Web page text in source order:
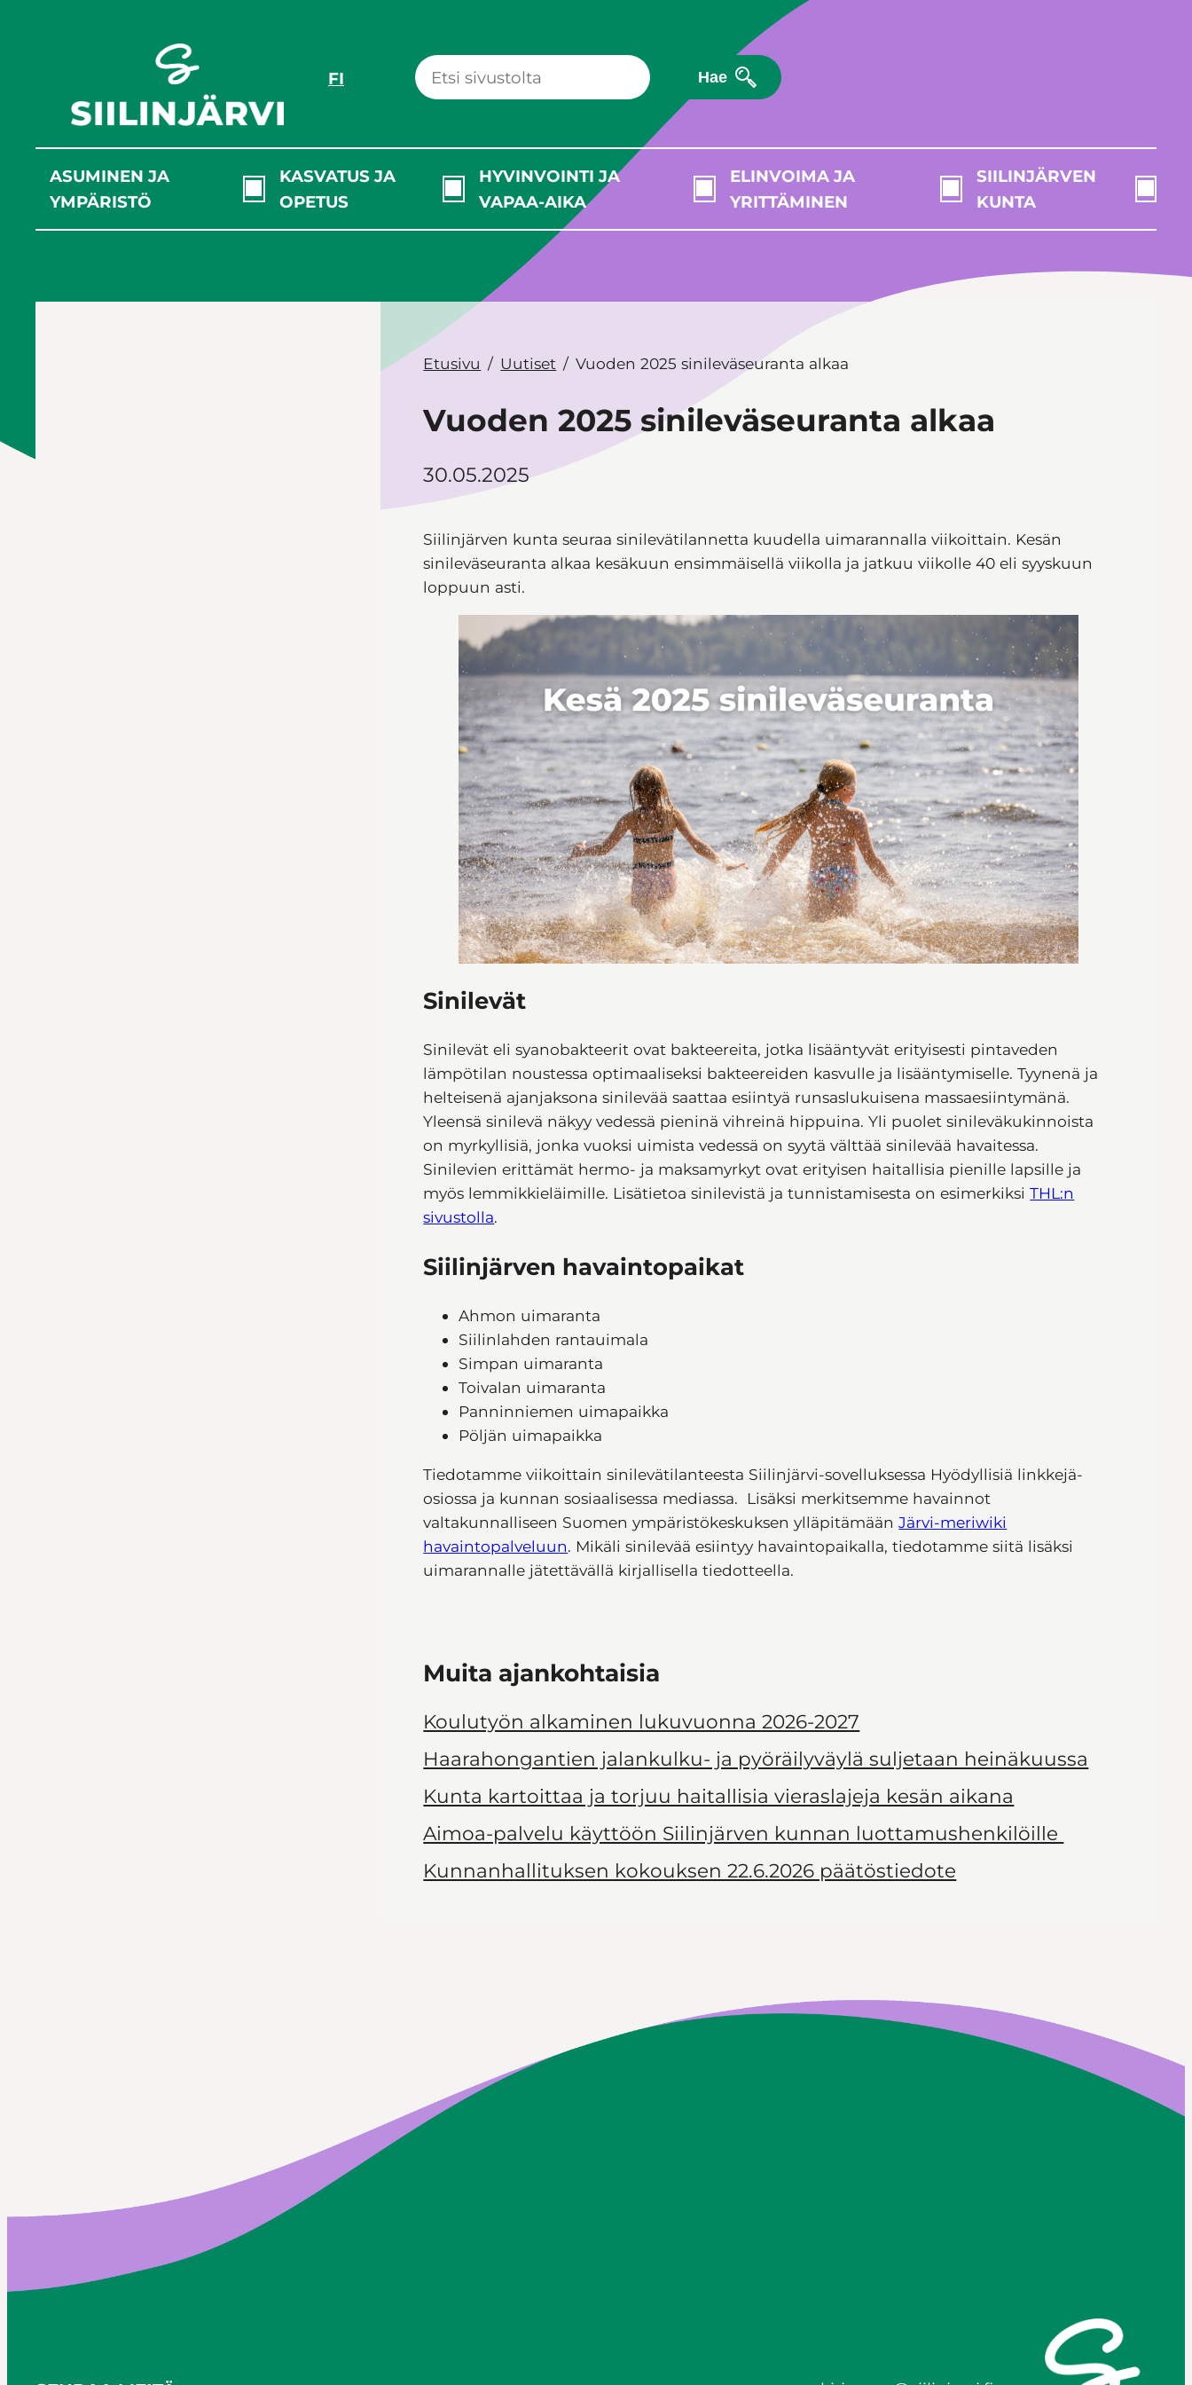
FI Hae
ASUMINEN JA
YMPÄRISTÖ
KASVATUS JA
OPETUS
HYVINVOINTI JA
VAPAA-AIKA
ELINVOIMA JA
YRITTÄMINEN
SIILINJÄRVEN
KUNTA
Etusivu Uutiset Vuoden 2025 sinileväseuranta alkaa
Vuoden 2025 sinileväseuranta alkaa
30.05.2025
Siilinjärven kunta seuraa sinilevätilannetta kuudella uimarannalla viikoittain. Kesän
sinileväseuranta alkaa kesäkuun ensimmäisellä viikolla ja jatkuu viikolle 40 eli syyskuun
loppuun asti.
Sinilevät
Sinilevät eli syanobakteerit ovat bakteereita, jotka lisääntyvät erityisesti pintaveden
lämpötilan noustessa optimaaliseksi bakteereiden kasvulle ja lisääntymiselle. Tyynenä ja
helteisenä ajanjaksona sinilevää saattaa esiintyä runsaslukuisena massaesiintymänä.
Yleensä sinilevä näkyy vedessä pieninä vihreinä hippuina. Yli puolet sinileväkukinnoista
on myrkyllisiä, jonka vuoksi uimista vedessä on syytä välttää sinilevää havaitessa.
Sinilevien erittämät hermo- ja maksamyrkyt ovat erityisen haitallisia pienille lapsille ja
myös lemmikkieläimille. Lisätietoa sinilevistä ja tunnistamisesta on esimerkiksiTHL:n
sivustolla.
Siilinjärven havaintopaikat
Ahmon uimaranta
Siilinlahden rantauimala
Simpan uimaranta
Toivalan uimaranta
Panninniemen uimapaikka
Pöljän uimapaikka
Tiedotamme viikoittain sinilevätilanteesta Siilinjärvi-sovelluksessa Hyödyllisiä linkkejä-
osiossa ja kunnan sosiaalisessa mediassa. Lisäksi merkitsemme havainnot
valtakunnalliseen Suomen ympäristökeskuksen ylläpitämäänJärvi-meriwiki
havaintopalveluun. Mikäli sinilevää esiintyy havaintopaikalla, tiedotamme siitä lisäksi
uimarannalle jätettävällä kirjallisella tiedotteella.
Muita ajankohtaisia
Koulutyön alkaminen lukuvuonna 2026-2027
Haarahongantien jalankulku- ja pyöräilyväylä suljetaan heinäkuussa
Kunta kartoittaa ja torjuu haitallisia vieraslajeja kesän aikana
Aimoa-palvelu käyttöön Siilinjärven kunnan luottamushenkilöille
Kunnanhallituksen kokouksen 22.6.2026 päätöstiedote